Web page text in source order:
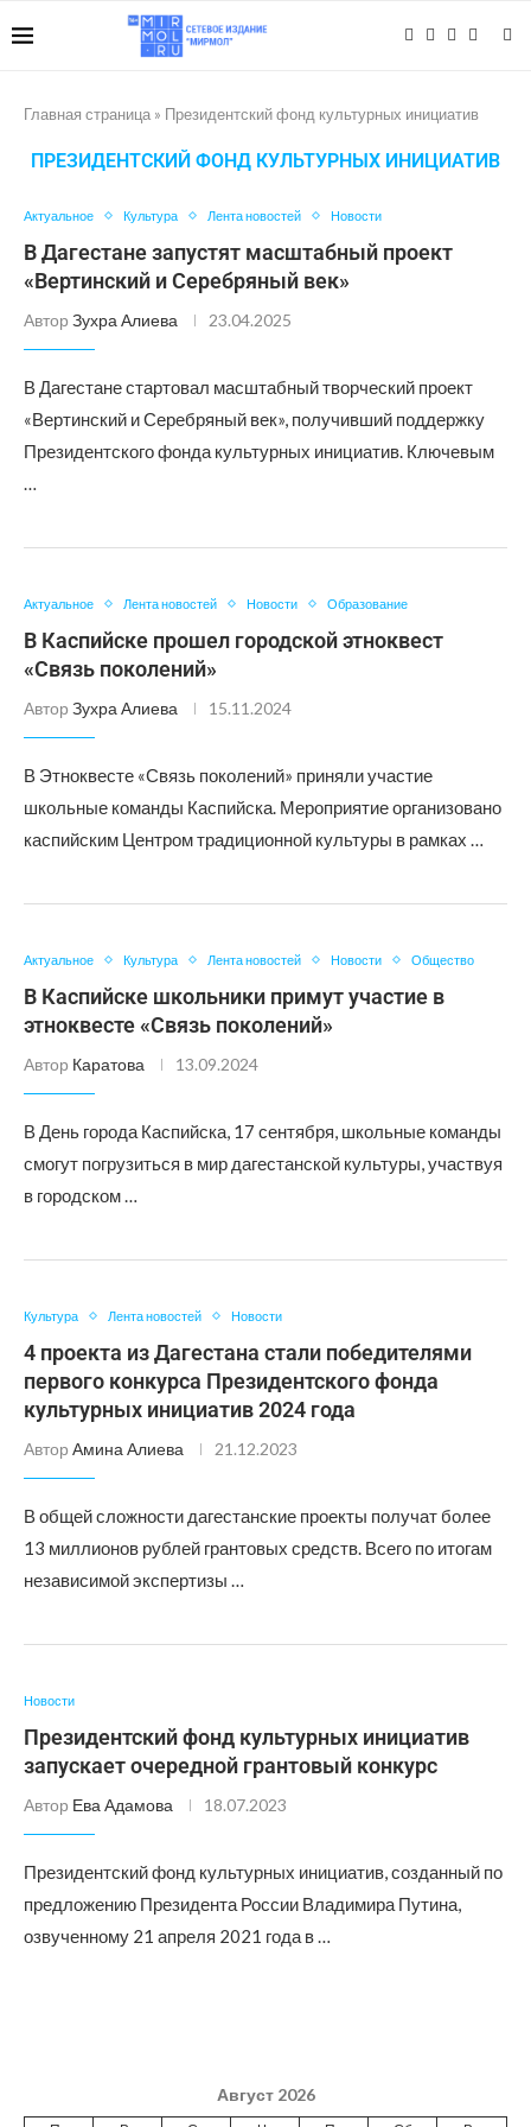
Главная страница » Президентский фонд культурных инициатив
ПРЕЗИДЕНТСКИЙ ФОНД КУЛЬТУРНЫХ ИНИЦИАТИВ
Актуальное Культура Лента новостей Новости
В Дагестане запустят масштабный проект
«Вертинский и Серебряный век»
Автор Зухра Алиева 23.04.2025
В Дагестане стартовал масштабный творческий проект
«Вертинский и Серебряный век», получивший поддержку
Президентского фонда культурных инициатив. Ключевым
…
Актуальное Лента новостей Новости Образование
В Каспийске прошел городской этноквест
«Связь поколений»
Автор Зухра Алиева 15.11.2024
В Этноквесте «Связь поколений» приняли участие
школьные команды Каспийска. Мероприятие организовано
каспийским Центром традиционной культуры в рамках …
Актуальное Культура Лента новостей Новости Общество
В Каспийске школьники примут участие в
этноквесте «Связь поколений»
Автор Каратова 13.09.2024
В День города Каспийска, 17 сентября, школьные команды
смогут погрузиться в мир дагестанской культуры, участвуя
в городском …
Культура Лента новостей Новости
4 проекта из Дагестана стали победителями
первого конкурса Президентского фонда
культурных инициатив 2024 года
Автор Амина Алиева 21.12.2023
В общей сложности дагестанские проекты получат более
13 миллионов рублей грантовых средств. Всего по итогам
независимой экспертизы …
Новости
Президентский фонд культурных инициатив
запускает очередной грантовый конкурс
Автор Ева Адамова 18.07.2023
Президентский фонд культурных инициатив, созданный по
предложению Президента России Владимира Путина,
озвученному 21 апреля 2021 года в …
Август 2026